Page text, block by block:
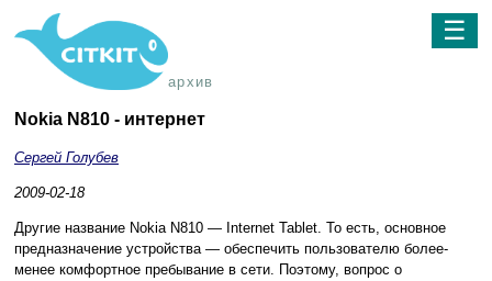
архив
☰
Nokia N810 - интернет
Сергей Голубев
2009-02-18
Другие название Nokia N810 — Internet Tablet. То есть, основное
предназначение устройства — обеспечить пользователю более-
менее комфортное пребывание в сети. Поэтому, вопрос о